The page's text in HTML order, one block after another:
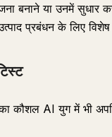
बनाने या उनमें सुधार
प्रबंधन के लिए
कौशल AI युग में भी